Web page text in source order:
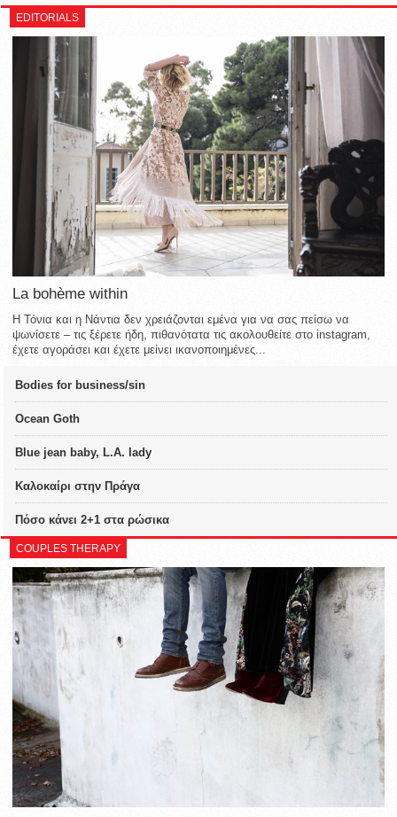
EDITORIALS
La bohème within
Η Τόνια και η Νάντια δεν χρειάζονται εμένα για να σας πείσω να
ψωνίσετε – τις ξέρετε ήδη, πιθανότατα τις ακολουθείτε στο instagram,
έχετε αγοράσει και έχετε μείνει ικανοποιημένες...
Bodies for business/sin
Ocean Goth
Blue jean baby, L.A. lady
Καλοκαίρι στην Πράγα
Πόσο κάνει 2+1 στα ρώσικα
COUPLES THERAPY